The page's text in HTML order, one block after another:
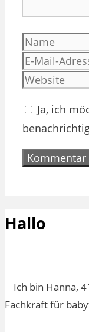
Name
Ja, ich
Hallo
Ich bin Hanna,
Fachkraft für